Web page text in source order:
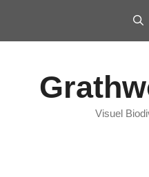
Visuel